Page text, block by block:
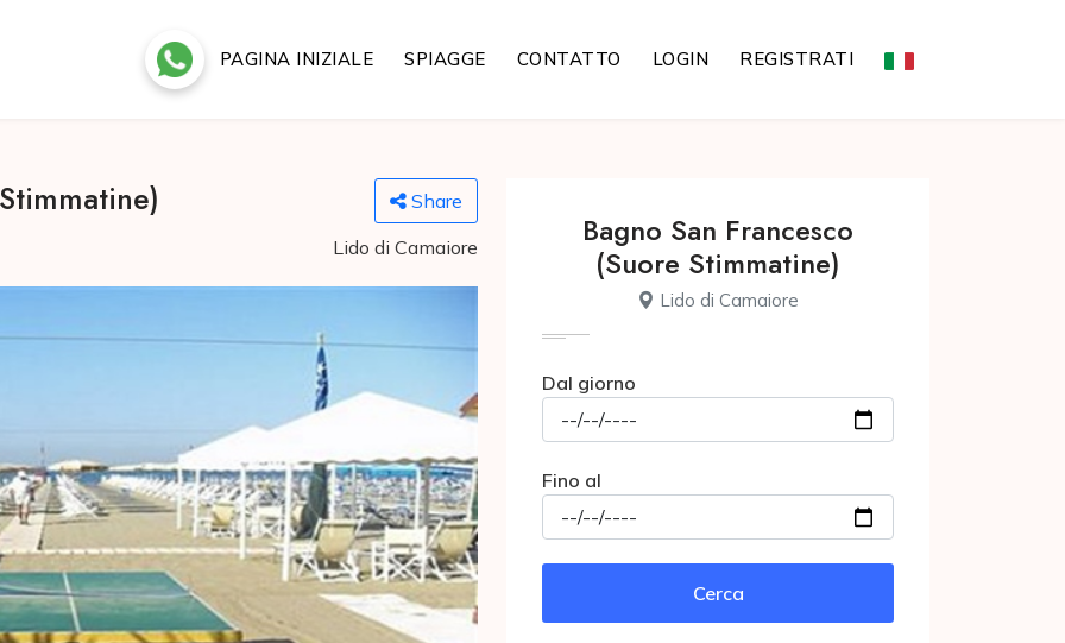
PAGINA INIZIALE SPIAGGE CONTATTO LOGIN REGISTRATI
Share
Lido di Camaiore
Bagno San Francesco
(Suore Stimmatine)
Lido di Camaiore
Dal giorno
Fino al
Cerca